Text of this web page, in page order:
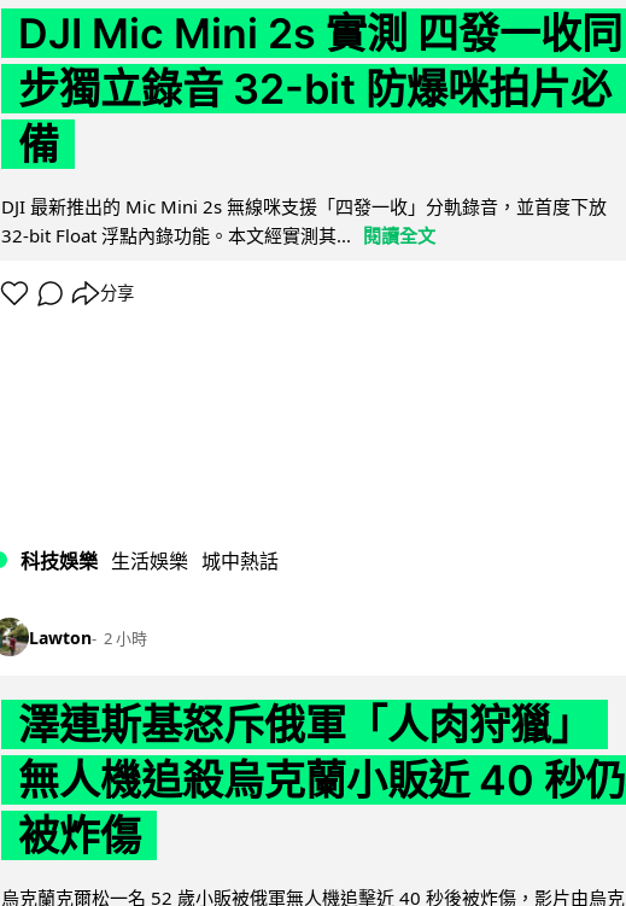
DJI Mic Mini 2s 實測 四發一收同
步獨立錄音 32-bit 防爆咪拍片必
備
DJI 最新推出的 Mic Mini 2s 無線咪支援「四發一收」分軌錄音，並首度下放
32-bit Float 浮點內錄功能。本文經實測其... 閱讀全文
分享
科技娛樂 生活娛樂 城中熱話
Lawton 2 小時
澤連斯基怒斥俄軍「人肉狩獵」
無人機追殺烏克蘭小販近 40 秒仍
被炸傷
烏克蘭克爾松一名 52 歲小販被俄軍無人機追擊近 40 秒後被炸傷，影片由烏克